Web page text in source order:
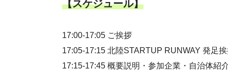
【スケジュール】
17:00-17:05 ご挨拶
17:05-17:15 北陸STARTUP RUNWAY 発足
17:15-17:45 概要説明・参加企業・自治体紹